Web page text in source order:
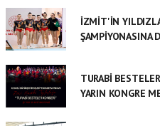
İZMİT'İN
ŞAMPİYONASINA
TURABİ
YARIN KONGRE